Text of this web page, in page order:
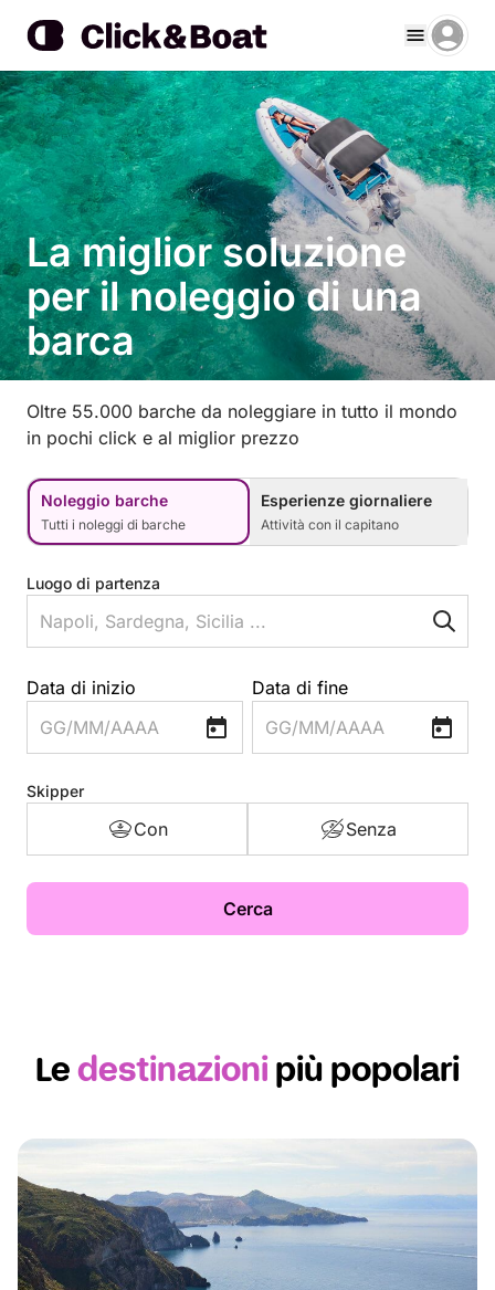
La miglior soluzione
per il noleggio di una
barca
Oltre 55.000 barche da noleggiare in tutto il mondo
in pochi click e al miglior prezzo
Noleggio barche
Tutti i noleggi di barche
Esperienze giornaliere
Attività con il capitano
Luogo di partenza
Data di inizio
GG/MM/AAAA
Data di fine
GG/MM/AAAA
Skipper
Con Senza
Cerca
Ledestinazionipiù popolari